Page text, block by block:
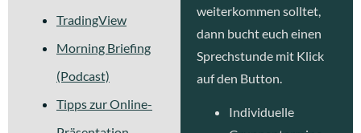
TradingView
Morning Briefing
(Podcast)
Tipps zur Online-
weiterkommen solltet,
dann bucht euch einen
Sprechstunde mit Klick
auf den Button.
Individuelle